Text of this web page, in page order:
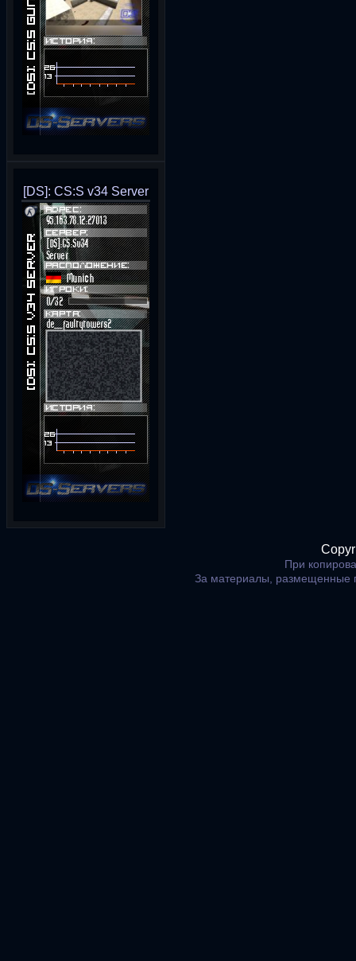
[DS]: CS:S v34 Server
При
За материалы, размещенные